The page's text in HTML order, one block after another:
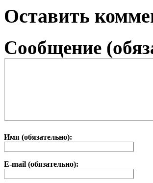
Оставить
Сообщение
Имя (обязательно):
E-mail (обязательно):